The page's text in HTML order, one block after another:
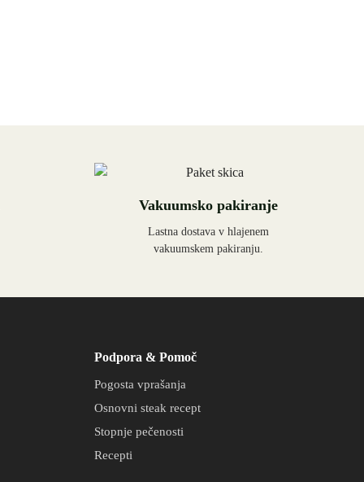
Vakuumsko pakiranje
Lastna dostava v hlajenem
vakuumskem pakiranju.
Podpora & Pomoč
Pogosta vprašanja
Osnovni steak recept
Stopnje pečenosti
Recepti